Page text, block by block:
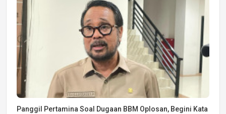
Panggil Pertamina Soal Dugaan BBM Oplosan, Begini Kata